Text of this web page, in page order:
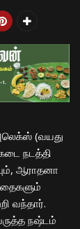
(வயது
நடத்தி
ஆராதனா
வந்தார்.
நஷ்டம்